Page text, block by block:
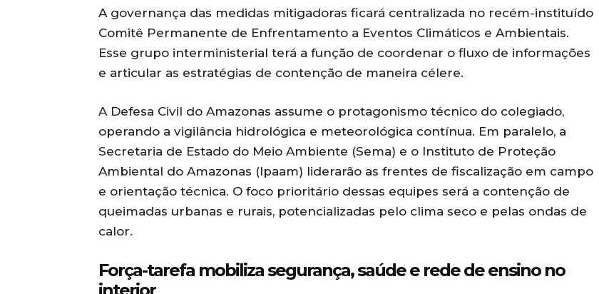
A governança das medidas mitigadoras ficará centralizada no recém-instituído
Comitê Permanente de Enfrentamento a Eventos Climáticos e Ambientais.
Esse grupo interministerial terá a função de coordenar o fluxo de informações
e articular as estratégias de contenção de maneira célere.
A Defesa Civil do Amazonas assume o protagonismo técnico do colegiado,
operando a vigilância hidrológica e meteorológica contínua. Em paralelo, a
Secretaria de Estado do Meio Ambiente (Sema) e o Instituto de Proteção
Ambiental do Amazonas (Ipaam) liderarão as frentes de fiscalização em campo
e orientação técnica. O foco prioritário dessas equipes será a contenção de
queimadas urbanas e rurais, potencializadas pelo clima seco e pelas ondas de
calor.
Força-tarefa mobiliza segurança, saúde e rede de ensino no